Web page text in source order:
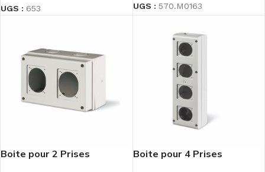
UGS : 653 UGS : 570.M0163
Boite pour 2 Prises
Boite pour 4 Prises